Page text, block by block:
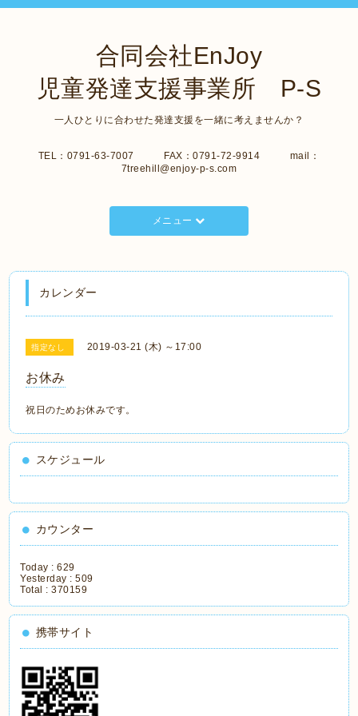
合同会社EnJoy
児童発達支援事業所 P-S
一人ひとりに合わせた発達支援を一緒に考えませんか？
TEL：0791-63-7007 FAX：0791-72-9914 mail：
7treehill@enjoy-p-s.com
メニュー
カレンダー
指定なし 2019-03-21 (木) ～17:00
お休み
祝日のためお休みです。
スケジュール
カウンター
Today :629
Yesterday :509
Total :370159
携帯サイト